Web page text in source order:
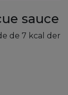
sauce
de 7 kcal der